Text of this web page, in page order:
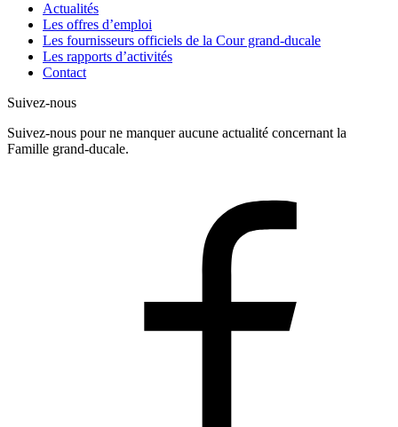
Actualités
Les offres d’emploi
Les fournisseurs officiels de la Cour grand-ducale
Les rapports d’activités
Contact
Suivez-nous
Suivez-nous pour ne manquer aucune actualité concernant la
Famille grand-ducale.